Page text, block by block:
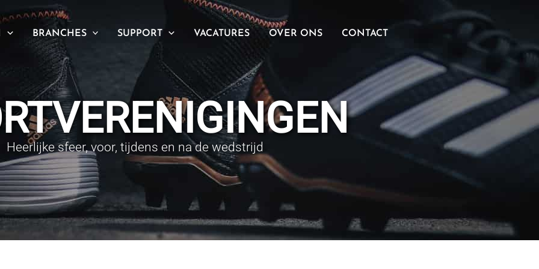
BRANCHES SUPPORT VACATURES OVER ONS CONTACT
Heerlijke sfeer, voor, tijdens en na de wedstrijd